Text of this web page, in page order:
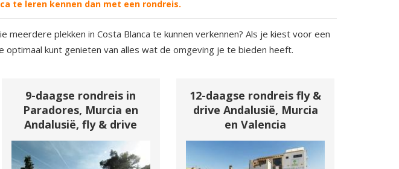
te leren kennen dan met een rondreis.
meerdere plekken in Costa Blanca te kunnen verkennen? Als je kiest voor een
kunt genieten van alles wat de omgeving je te bieden heeft.
9-daagse rondreis in
Paradores, Murcia en
Andalusië, fly & drive
12-daagse rondreis fly &
drive Andalusië, Murcia
en Valencia